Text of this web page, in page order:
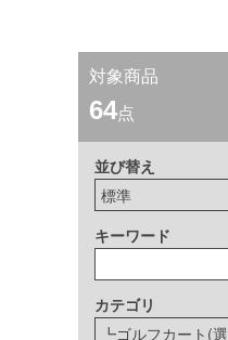
対象商品
64点
並び替え
キーワード
カテゴリ